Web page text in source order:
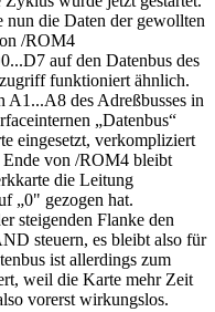
nun die Daten der gewollten
/ROM4
auf den Datenbus des
funktioniert ähnlich.
A1...A8 des Adreßbusses in
„Datenbus“
eingesetzt, verkompliziert
Ende von /ROM4 bleibt
die Leitung
„0" gezogen hat.
steigenden Flanke den
steuern, es bleibt also für
ist allerdings zum
weil die Karte mehr Zeit
vorerst wirkungslos.